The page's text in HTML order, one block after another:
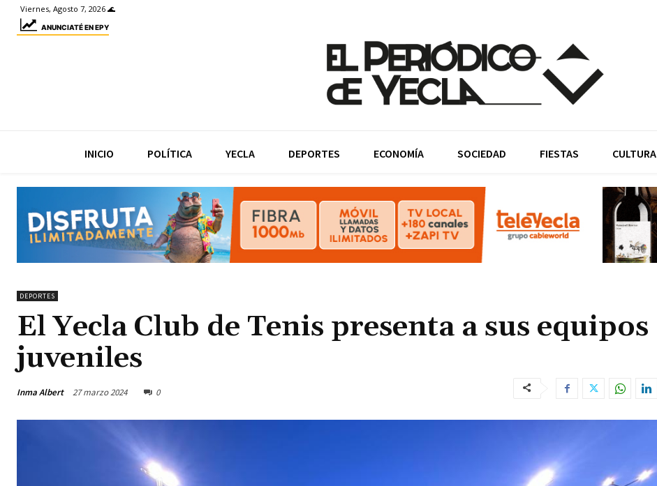
Viernes, Agosto 7, 2026 🌊
ANUNCIATÉ EN EPY
INICIO POLÍTICA YECLA DEPORTES ECONOMÍA SOCIEDAD FIESTAS CULTURA
DEPORTES
El Yecla Club de Tenis presenta a sus equipos
juveniles
Inma Albert 27 marzo 2024 0